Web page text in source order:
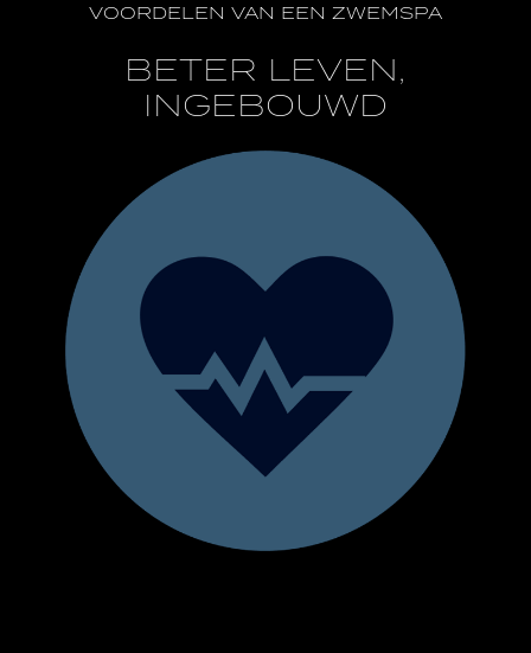
VOORDELEN VAN EEN ZWEMSPA
BETER LEVEN,
INGEBOUWD